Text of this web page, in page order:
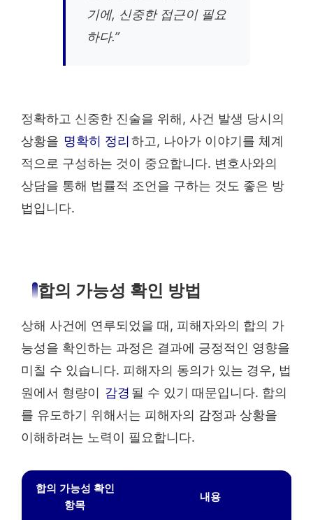
기에, 신중한 접근이 필요
하다.”
정확하고 신중한 진술을 위해, 사건 발생 당시의
상황을 명확히 정리하고, 나아가 이야기를 체계
적으로 구성하는 것이 중요합니다. 변호사와의
상담을 통해 법률적 조언을 구하는 것도 좋은 방
법입니다.
합의 가능성 확인 방법
상해 사건에 연루되었을 때, 피해자와의 합의 가
능성을 확인하는 과정은 결과에 긍정적인 영향을
미칠 수 있습니다. 피해자의 동의가 있는 경우, 법
원에서 형량이 감경 될 수 있기 때문입니다. 합의
를 유도하기 위해서는 피해자의 감정과 상황을
이해하려는 노력이 필요합니다.
합의 가능성 확인
항목
내용